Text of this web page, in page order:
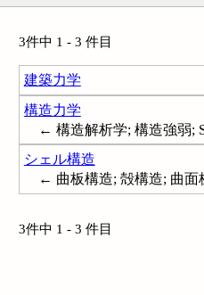
3件中 1 - 3 件目
建築力学
構造力学
← 構造解析学; 構造強弱;
シェル構造
← 曲板構造; 殻構造; 曲面
3件中 1 - 3 件目